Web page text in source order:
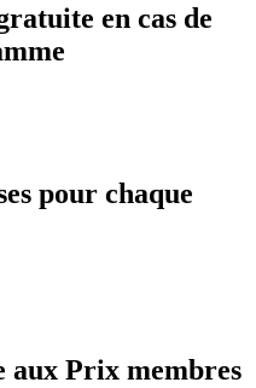
en cas de
pour chaque
aux Prix membres